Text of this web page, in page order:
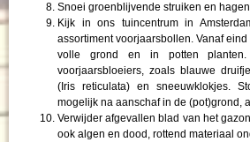
Snoei groenblijvende struiken en
Kijk in ons tuincentrum in
assortiment voorjaarsbollen. Vanaf
volle grond en in potten
voorjaarsbloeiers, zoals blauwe
(Iris reticulata) en sneeuwklokjes.
mogelijk na aanschaf in de (pot)grond,
Verwijder afgevallen blad van het
ook algen en dood, rottend materiaal